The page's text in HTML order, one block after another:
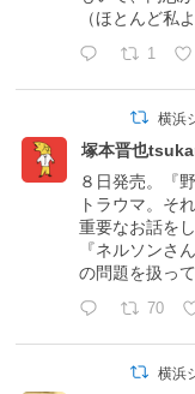
（ほとんど私
1
横浜
塚本晋也
８日発売。『
トラウマ。そ
重要なお話を
『ネルソンさ
の問題を扱って
70
横浜